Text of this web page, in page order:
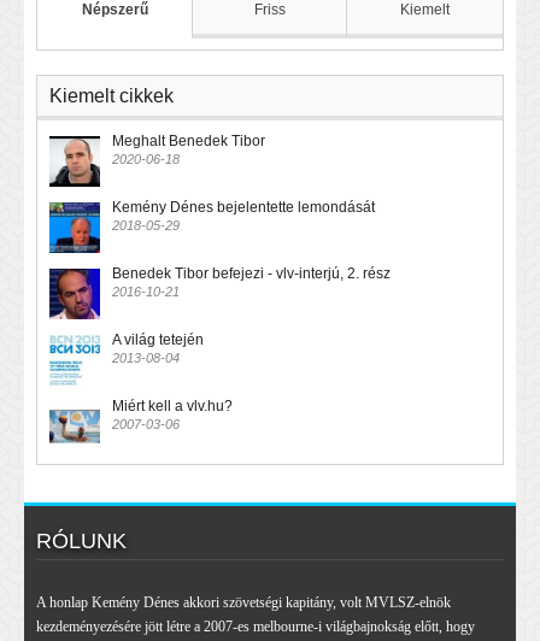
Népszerű Friss Kiemelt
Kiemelt cikkek
Meghalt Benedek Tibor
2020-06-18
Kemény Dénes bejelentette lemondását
2018-05-29
Benedek Tibor befejezi - vlv-interjú, 2. rész
2016-10-21
A világ tetején
2013-08-04
Miért kell a vlv.hu?
2007-03-06
RÓLUNK
A honlap Kemény Dénes akkori szövetségi kapitány, volt MVLSZ-elnök
kezdeményezésére jött létre a 2007-es melbourne-i világbajnokság előtt, hogy